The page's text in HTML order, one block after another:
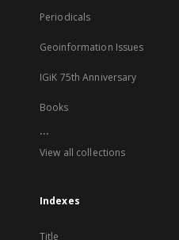
Periodicals
Geoinformation Issues
IGiK 75th Anniversary
Books
...
View all collections
Indexes
Title